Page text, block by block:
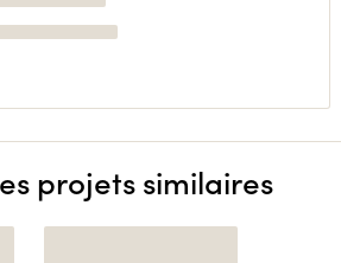
projets similaires